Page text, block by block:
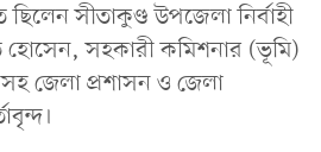
সীতাকুণ্ড উপজেলা নির্বাহী
হোসেন, সহকারী কমিশনার (ভূমি)
জেলা প্রশাসন ও জেলা